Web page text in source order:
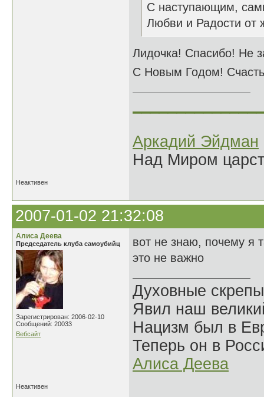
С наступающим,
Любви и Радости от
Лидочка! Спасибо! Не
С Новым Годом!
Аркадий Эйдман
Над Миром
Неактивен
2007-01-02 21:32:08
Алиса Деева
Председатель клуба самоубийц
Зарегистрирован: 2006-02-10
Сообщений: 20033
Вебсайт
вот не знаю, почему я
это не важно
Духовные
Явил наш
Нацизм был в
Теперь он в
Алиса Деева
Неактивен